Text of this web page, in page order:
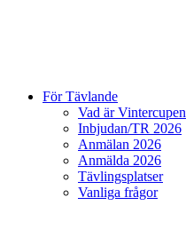
För Tävlande
Vad är Vintercupen
Inbjudan/TR 2026
Anmälan 2026
Anmälda 2026
Tävlingsplatser
Vanliga frågor